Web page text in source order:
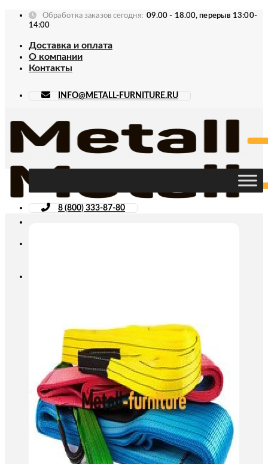
Skip
Обработка заказов сегодня: 09.00 - 18.00, перерыв 13:00-
14:00
Доставка и оплата
О компании
Контакты
INFO@METALL-FURNITURE.RU
8 (800) 333-87-80